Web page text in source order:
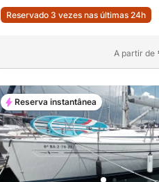
Reservado 3 vezes nas últimas 24h
A partir de
Reserva instantânea